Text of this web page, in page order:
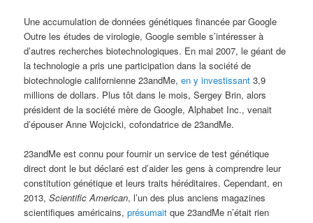
Une accumulation de données génétiques financée par Google
Outre les études de virologie, Google semble s’intéresser à
d’autres recherches biotechnologiques. En mai 2007, le géant de
la technologie a pris une participation dans la société de
biotechnologie californienne 23andMe,en y investissant 3,9
millions de dollars. Plus tôt dans le mois, Sergey Brin, alors
président de la société mère de Google, Alphabet Inc., venait
d’épouser Anne Wojcicki, cofondatrice de 23andMe.
23andMe est connu pour fournir un service de test génétique
direct dont le but déclaré est d’aider les gens à comprendre leur
constitution génétique et leurs traits héréditaires. Cependant, en
2013,Scientific American, l’un des plus anciens magazines
scientifiques américains,présumait que 23andMe n’était rien